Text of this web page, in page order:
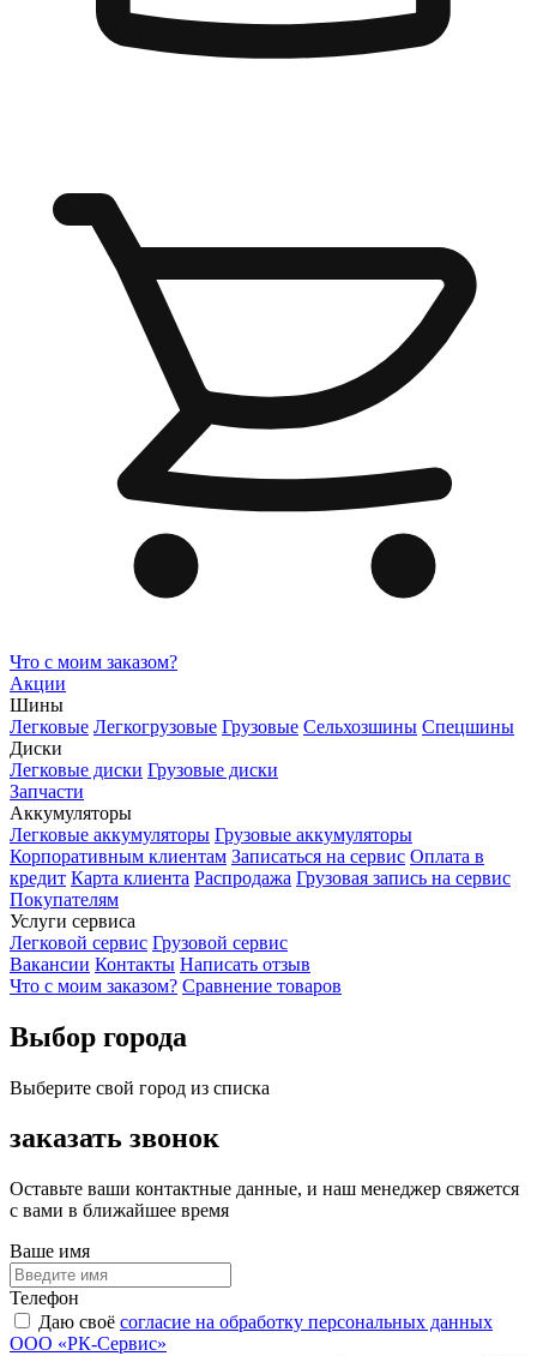
Что с моим заказом?
Акции
Шины
Легковые Легкогрузовые Грузовые Сельхозшины Спецшины
Диски
Легковые диски Грузовые диски
Запчасти
Аккумуляторы
Легковые аккумуляторы Грузовые аккумуляторы
Корпоративным клиентам Записаться на сервис Оплата в
кредит Карта клиента Распродажа Грузовая запись на сервис
Покупателям
Услуги сервиса
Легковой сервис Грузовой сервис
Вакансии Контакты Написать отзыв
Что с моим заказом? Сравнение товаров
Выбор города
Выберите свой город из списка
заказать звонок
Оставьте ваши контактные данные, и наш менеджер свяжется
с вами в ближайшее время
Ваше имя
Телефон
Даю своё согласие на обработку персональных данных
ООО «РК-Сервис»